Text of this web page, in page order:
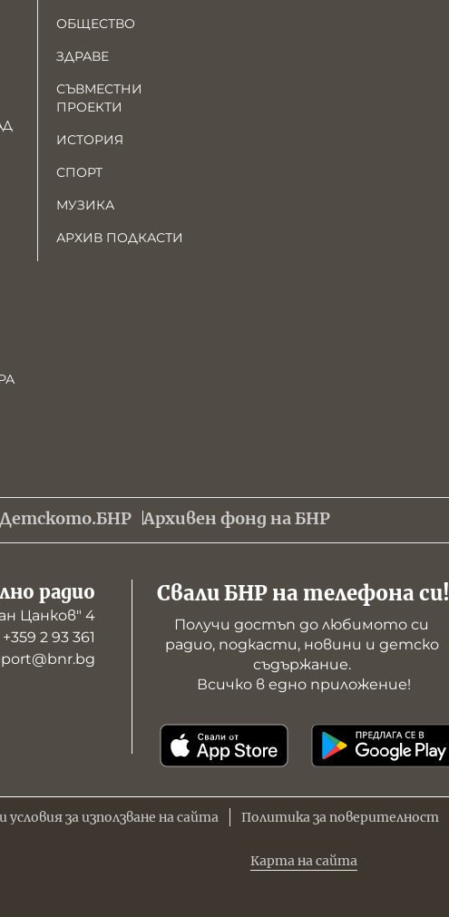
ОБЩЕСТВО
ЗДРАВЕ
СЪВМЕСТНИ
ПРОЕКТИ
ИСТОРИЯ
СПОРТ
МУЗИКА
АРХИВ ПОДКАСТИ
Детското.БНР Архивен фонд на БНР
радио
Цанков" 4
2 93 361
Свали БНР на телефона си!
Получи достъп до любимото си
радио, подкасти, новини и детско
съдържание.
Всичко в едно приложение!
условия за използване на сайта Политика за поверителност
Карта на сайта